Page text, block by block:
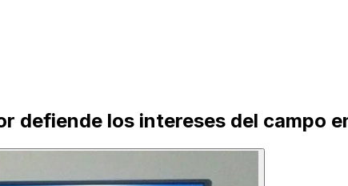
defiende los intereses del campo